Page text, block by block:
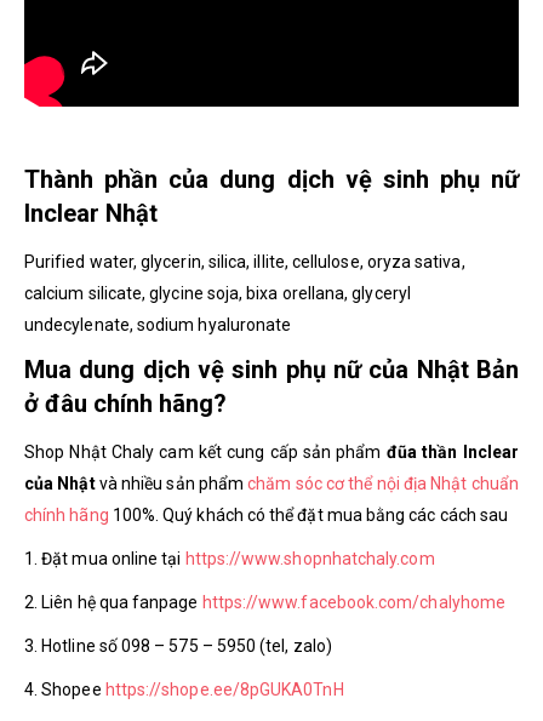
Thành phần của dung dịch vệ sinh phụ nữ
Inclear Nhật
Purified water, glycerin, silica, illite, cellulose, oryza sativa,
calcium silicate, glycine soja, bixa orellana, glyceryl
undecylenate, sodium hyaluronate
Mua dung dịch vệ sinh phụ nữ của Nhật Bản
ở đâu chính hãng?
Shop Nhật Chaly cam kết cung cấp sản phẩm đũa thần Inclear
của Nhậtvà nhiều sản phẩmchăm sóc cơ thể nội địa Nhật chuẩn
chính hãng 100%. Quý khách có thể đặt mua bằng các cách sau
1. Đặt mua online tại https://www.shopnhatchaly.com
2. Liên hệ qua fanpage https://www.facebook.com/chalyhome
3. Hotline số 098 – 575 – 5950 (tel, zalo)
4. Shopee https://shope.ee/8pGUKA0TnH